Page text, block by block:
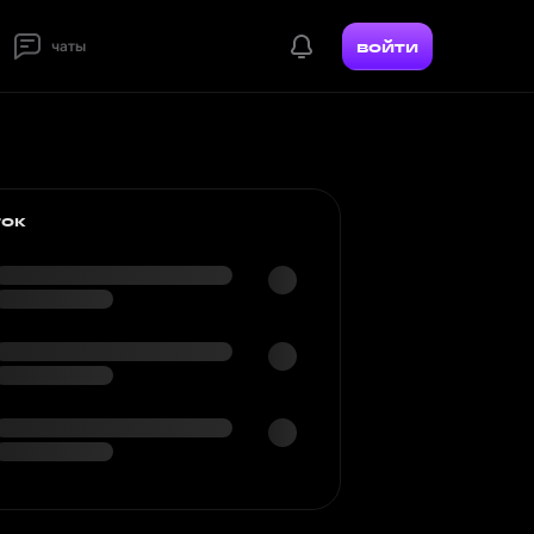
чаты войти